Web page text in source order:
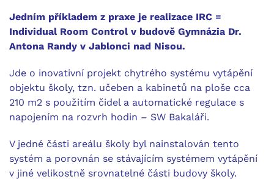
Jedním příkladem z praxe je realizace IRC =
Individual Room Control v budově Gymnázia Dr.
Antona Randy v Jablonci nad Nisou.
Jde o inovativní projekt chytrého systému vytápění
objektu školy, tzn. učeben a kabinetů na ploše cca
210 m2 s použitím čidel a automatické regulace s
napojením na rozvrh hodin – SW Bakaláři.
V jedné části areálu školy byl nainstalován tento
systém a porovnán se stávajícím systémem vytápění
v jiné velikostně srovnatelné části budovy školy.